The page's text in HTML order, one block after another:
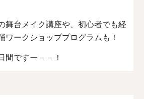
舞台メイク講座や、初心者でも経
ワークショッププログラムも！
間ですー－－！